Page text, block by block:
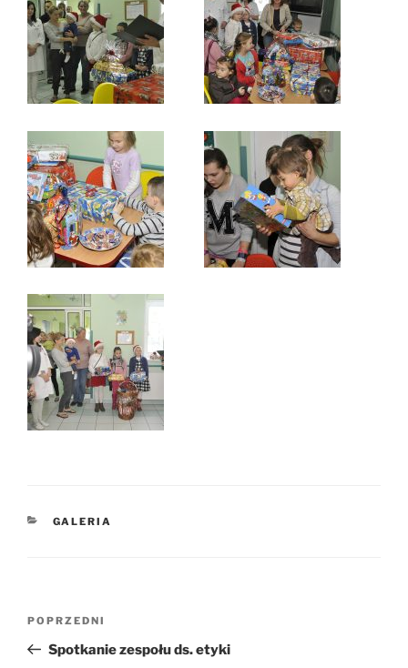
KATEGORIE
GALERIA
wpisu
Poprzedni
wpis
POPRZEDNI
Spotkanie zespołu ds. etyki